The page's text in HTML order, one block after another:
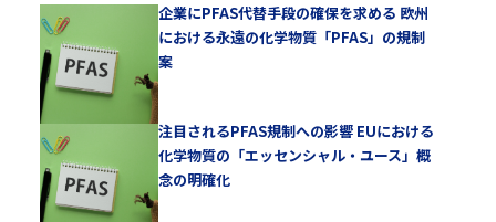
企業にPFAS代替手段の確保を求める 欧州
における永遠の化学物質「PFAS」の規制
案
注目されるPFAS規制への影響 EUにおける
化学物質の「エッセンシャル・ユース」概
念の明確化